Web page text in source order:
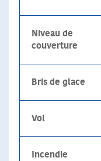
Niveau de
couverture
Bris de glace
Vol
Incendie